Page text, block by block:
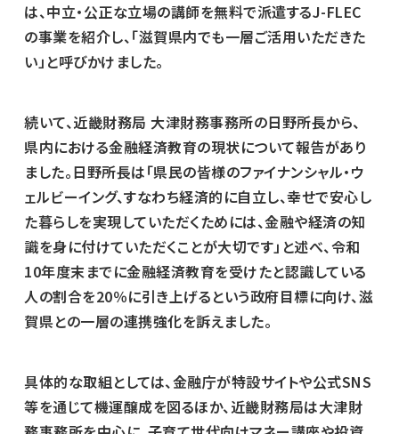
は、中立・公正な立場の講師を無料で派遣するJ-FLEC
の事業を紹介し、「滋賀県内でも一層ご活用いただきた
い」と呼びかけました。
続いて、近畿財務局 大津財務事務所の日野所長から、
県内における金融経済教育の現状について報告があり
ました。日野所長は「県民の皆様のファイナンシャル・ウ
ェルビーイング、すなわち経済的に自立し、幸せで安心し
た暮らしを実現していただくためには、金融や経済の知
識を身に付けていただくことが大切です」と述べ、令和
10年度末までに金融経済教育を受けたと認識している
人の割合を20％に引き上げるという政府目標に向け、滋
賀県との一層の連携強化を訴えました。
具体的な取組としては、金融庁が特設サイトや公式SNS
等を通じて機運醸成を図るほか、近畿財務局は大津財